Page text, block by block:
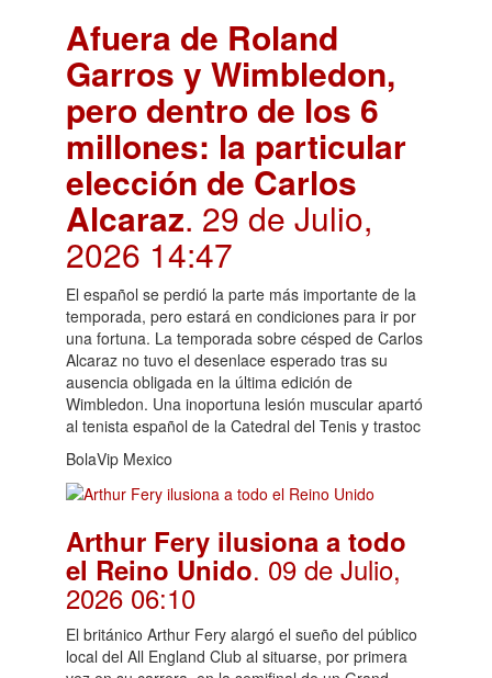
Afuera de Roland
Garros y Wimbledon,
pero dentro de los 6
millones: la particular
elección de Carlos
Alcaraz. 29 de Julio,
2026 14:47
El español se perdió la parte más importante de la
temporada, pero estará en condiciones para ir por
una fortuna. La temporada sobre césped de Carlos
Alcaraz no tuvo el desenlace esperado tras su
ausencia obligada en la última edición de
Wimbledon. Una inoportuna lesión muscular apartó
al tenista español de la Catedral del Tenis y trastoc
BolaVip Mexico
Arthur Fery ilusiona a todo
el Reino Unido. 09 de Julio,
2026 06:10
El británico Arthur Fery alargó el sueño del público
local del All England Club al situarse, por primera